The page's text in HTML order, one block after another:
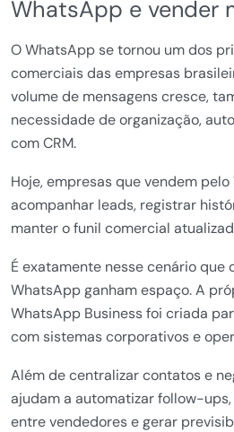
WhatsApp e vender
O WhatsApp se tornou um dos
comerciais das empresas
volume de mensagens cresce,
necessidade de organização,
com CRM.
Hoje, empresas que vendem
acompanhar leads, registrar
manter o funil comercial
É exatamente nesse cenário que
WhatsApp ganham espaço. A
WhatsApp Business foi criada
com sistemas corporativos e
Além de centralizar contatos e
ajudam a automatizar follow-
entre vendedores e gerar